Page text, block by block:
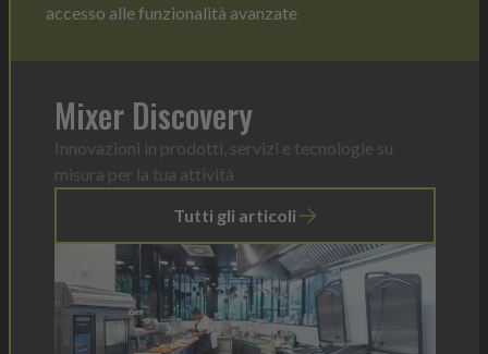
accesso alle funzionalità avanzate
Mixer Discovery
Innovazioni in prodotti, servizi e tecnologie su
misura per la tua attività
Tutti gli articoli